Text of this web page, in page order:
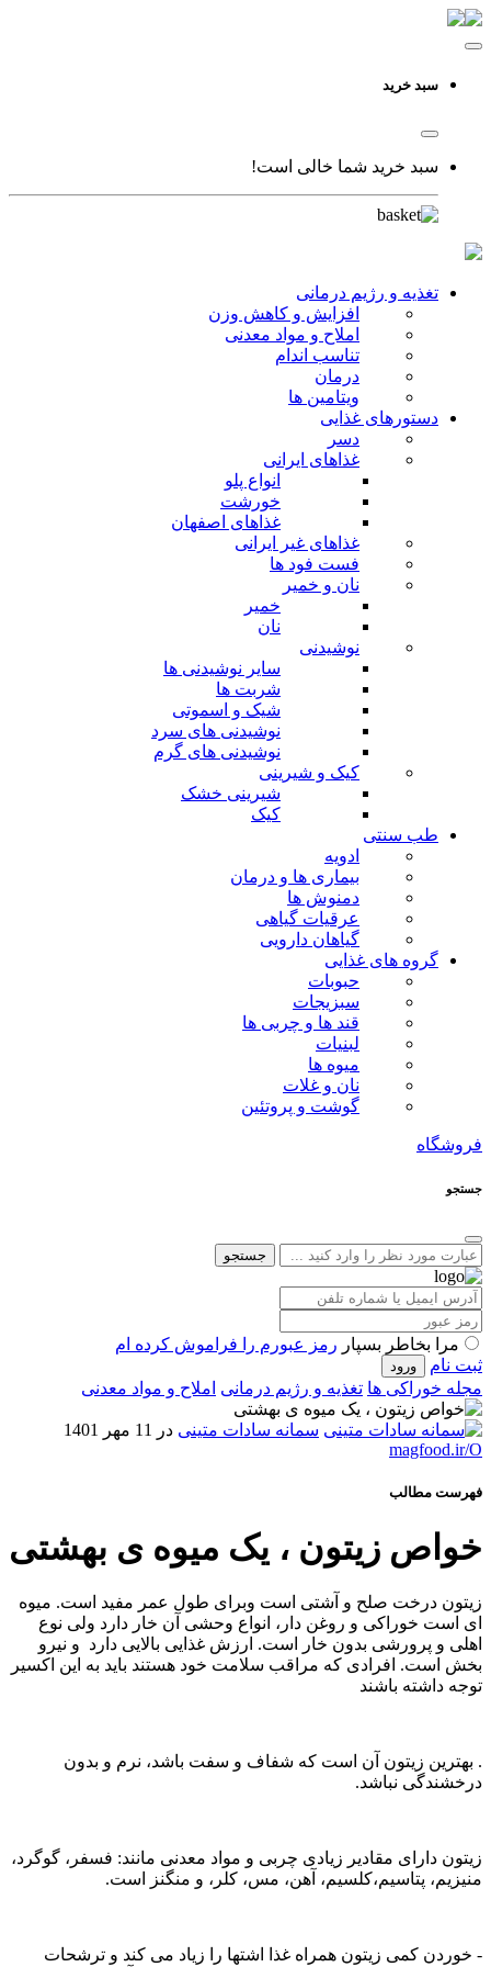
سبد خرید
سبد خرید شما خالی است!
تغذیه و رژیم درمانی
افزایش و کاهش وزن
املاح و مواد معدنی
تناسب اندام
درمان
ویتامین ها
دستورهای غذایی
دسر
غذاهای ایرانی
انواع پلو
خورشت
غذاهای اصفهان
غذاهای غیر ایرانی
فست فود ها
نان و خمیر
خمیر
نان
نوشیدنی
سایر نوشیدنی ها
شربت ها
شیک و اسموتی
نوشیدنی های سرد
نوشیدنی های گرم
کیک و شیرینی
شیرینی خشک
کیک
طب سنتی
ادویه
بیماری ها و درمان
دمنوش ها
عرقیات گیاهی
گیاهان دارویی
گروه های غذایی
حبوبات
سبزیجات
قند ها و چربی ها
لبنیات
میوه ها
نان و غلات
گوشت و پروتئین
فروشگاه
جستجو
جستجو
مرا بخاطر بسپار رمز عبورم را فراموش کرده ام
ثبت نام
مجله خوراکی ها تغذیه و رژیم درمانی املاح و مواد معدنی
سمانه سادات متینی در 11 مهر 1401
magfood.ir/O
فهرست مطالب
خواص زیتون ، یک میوه ی بهشتی
زیتون درخت صلح و آشتی است وبرای طول عمر مفید است. میوه
ای است خوراکی و روغن دار، انواع وحشی آن خار دارد ولی نوع
اهلی و پرورشی بدون خار است. ارزش غذایی بالایی دارد و نیرو
بخش است. افرادی که مراقب سلامت خود هستند باید به این اکسیر
توجه داشته باشند
. بهترین زیتون آن است که شفاف و سفت باشد، نرم و بدون
درخشندگی نباشد.
زیتون دارای مقادیر زیادی چربی و مواد معدنی مانند: فسفر، گوگرد،
منیزیم، پتاسیم،کلسیم، آهن، مس، کلر، و منگنز است.
- خوردن کمی زیتون همراه غذا اشتها را زیاد می کند و ترشحات